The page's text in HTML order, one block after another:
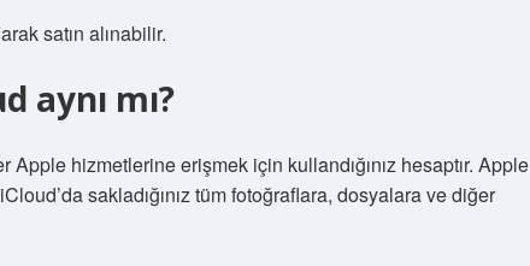
satın alınabilir.
aynı mı?
Apple hizmetlerine erişmek için kullandığınız hesaptır. Apple
sakladığınız tüm fotoğraflara, dosyalara ve diğer